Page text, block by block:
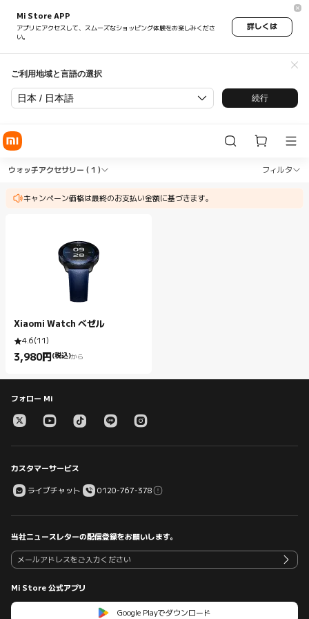
Mi Store APP
アプリにアクセスして、スムーズなショッピング体験をお楽しみくださ
い。
詳しくは
ご利用地域と言語の選択
日本 / 日本語 続行
Shop スマートウォッチ ウォッ
ウォッチアクセサリー ( 1 ) フィルタ
キャンペーン価格は最終のお支払い金額に基づきます。
Shop スマートウォッチ ウォッチアクセ
Xiaomi Watch ベゼル
4.6(11)
3,980円 (税込)
Current Price 円3980.00
から
フォロー Mi
カスタマーサービス
ライブチャット 0120-767-378
当社ニュースレターの配信登録をお願いします。
Mi Store 公式アプリ
Google Playでダウンロード